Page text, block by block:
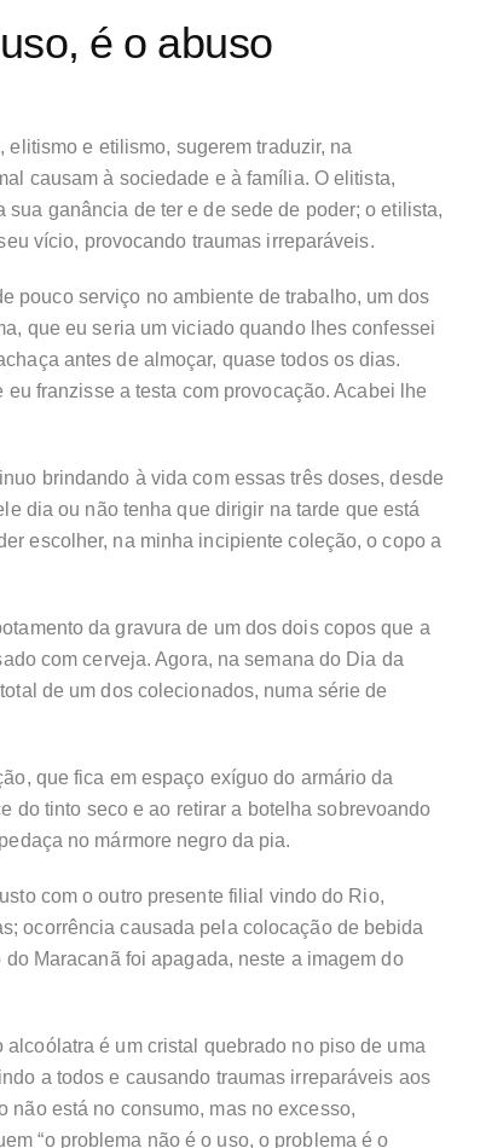
é o abuso
e etilismo, sugerem traduzir, na
causam à sociedade e à família. O elitista,
ganância de ter e de sede de poder; o etilista,
vício, provocando traumas irreparáveis.
pouco serviço no ambiente de trabalho, um dos
que eu seria um viciado quando lhes confessei
antes de almoçar, quase todos os dias.
eu franzisse a testa com provocação. Acabei lhe
brindando à vida com essas três doses, desde
dia ou não tenha que dirigir na tarde que está
escolher, na minha incipiente coleção, o copo a
da gravura de um dos dois copos que a
com cerveja. Agora, na semana do Dia da
de um dos colecionados, numa série de
que fica em espaço exíguo do armário da
do tinto seco e ao retirar a botelha sobrevoando
no mármore negro da pia.
com o outro presente filial vindo do Rio,
ocorrência causada pela colocação de bebida
Maracanã foi apagada, neste a imagem do
é um cristal quebrado no piso de uma
a todos e causando traumas irreparáveis aos
não está no consumo, mas no excesso,
“o problema não é o uso, o problema é o